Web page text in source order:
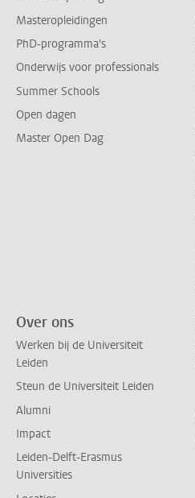
Masteropleidingen
PhD-programma's
Onderwijs voor professionals
Summer Schools
Open dagen
Master Open Dag
Over ons
Werken bij de Universiteit
Leiden
Steun de Universiteit Leiden
Alumni
Impact
Leiden-Delft-Erasmus
Universities